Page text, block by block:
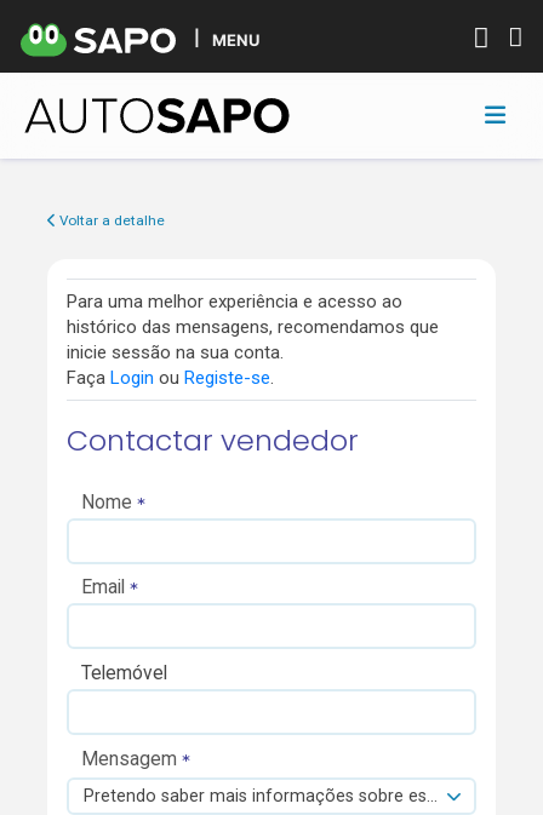
MENU
Voltar a detalhe
Para uma melhor experiência e acesso ao
histórico das mensagens, recomendamos que
inicie sessão na sua conta.
Faça Login ou Registe-se.
Contactar vendedor
Nome
Email
Telemóvel
Mensagem
Pretendo saber mais informações sobre esta viatura.